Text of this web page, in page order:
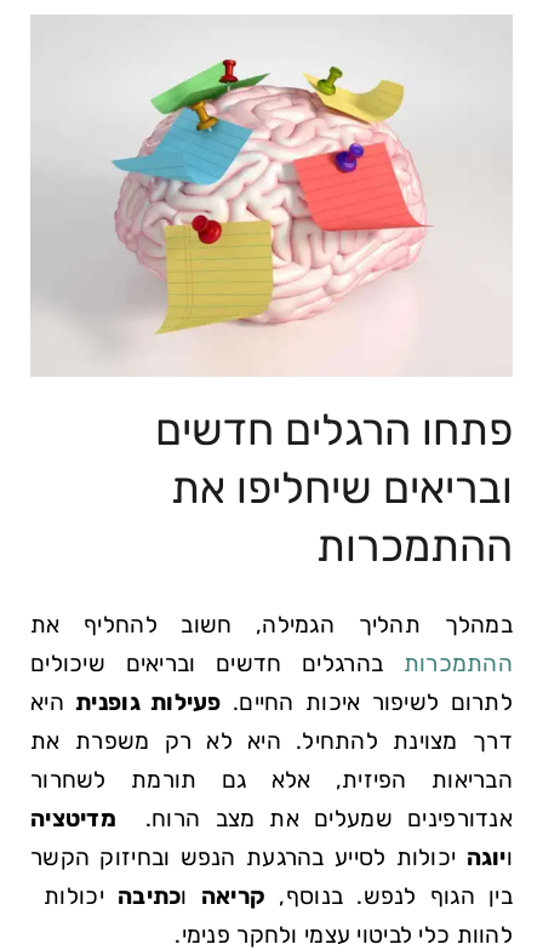
פתחו הרגלים חדשים
ובריאים שיחליפו את‌
ההתמכרות
במהלך תהליך הגמילה, חשוב‌ להחליף את
ההתמכרות בהרגלים​ חדשים ובריאים שיכולים
לתרום לשיפור איכות​ החיים. פעילות גופנית‌היא
דרך⁤ מצוינת להתחיל. היא לא רק ⁤משפרת ⁤את
הבריאות הפיזית, אלא⁢ גם תורמת לשחרור
אנדורפינים⁢ שמעלים ⁢את מצב⁢ הרוח. ​ מדיטציה
ויוגה יכולות לסייע בהרגעת הנפש ובחיזוק‌ הקשר
בין הגוף לנפש. בנוסף, קריאה וכתיבה יכולות ​
להוות כלי לביטוי ‍עצמי ולחקר פנימי.